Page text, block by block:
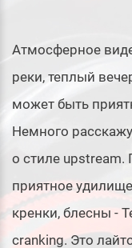
Атмосферное
реки, теплый
может быть
Немного
о стиле
приятное
кренки, блесны -
cranking. Это